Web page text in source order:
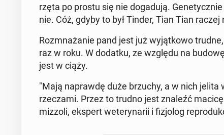
rzę­ta po prostu się nie do­ga­du­ją.
nie. Cóż, gdyby to był Tinder, Tian Tian
Roz­mna­ża­nie pand jest już wy­jąt­ko­wo
raz w roku. W dodatku, ze względu na
jest w ciąży.
"Mają na­praw­dę duże brzuchy, a w nich
rze­cza­mi. Przez to trudno jest znaleźć
miz­zo­li, ekspert we­te­ry­na­rii i fi­zjo­log